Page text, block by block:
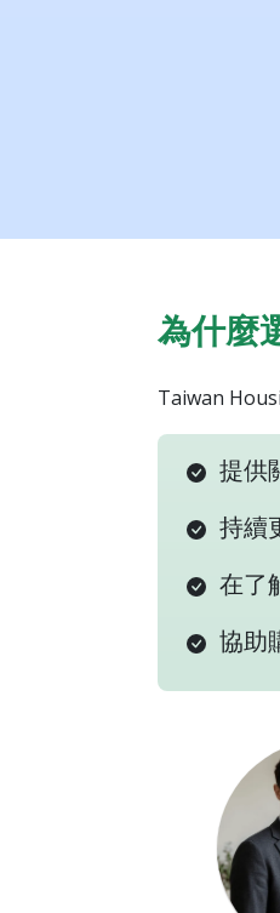
為什麼
Taiwan
提供
持續
在了
協助